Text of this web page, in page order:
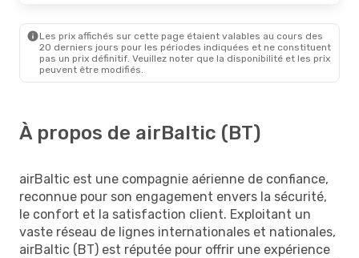
Les prix affichés sur cette page étaient valables au cours des
20 derniers jours pour les périodes indiquées et ne constituent
pas un prix définitif. Veuillez noter que la disponibilité et les prix
peuvent être modifiés.
À propos de airBaltic (BT)
airBaltic est une compagnie aérienne de confiance,
reconnue pour son engagement envers la sécurité,
le confort et la satisfaction client. Exploitant un
vaste réseau de lignes internationales et nationales,
airBaltic (BT) est réputée pour offrir une expérience